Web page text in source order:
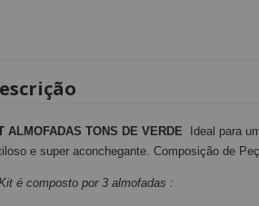
ALMOFADAS TONS DE VERDE
Ideal para
e super aconchegante. Composição de
é composto por 3 almofadas :